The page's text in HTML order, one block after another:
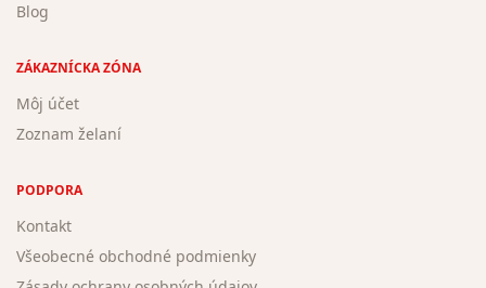
Blog
ZÁKAZNÍCKA ZÓNA
Môj účet
Zoznam želaní
PODPORA
Kontakt
Všeobecné obchodné podmienky